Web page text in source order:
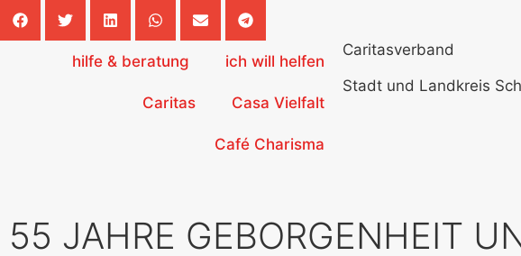
hilfe & beratung ich will helfen
Caritas Casa Vielfalt
Café Charisma
Caritasverband
Stadt und Landkreis
55 JAHRE GEBORGENHEIT